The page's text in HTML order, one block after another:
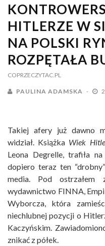
HITLERZE W
NA POLSKI
ROZPĘTAŁA
COPRZECZYTAC.PL
PAULINA ADAMSKA
Takiej afery już dawno
widział. Książka Wiek
Leona Degrelle, trafiła
dopiero teraz ten
media. Pod ostrzałem
wydawnictwo FINNA,
Wyborcza, która
niechlubnej pozycji o
Kaczyńskim.
znikać z półek.